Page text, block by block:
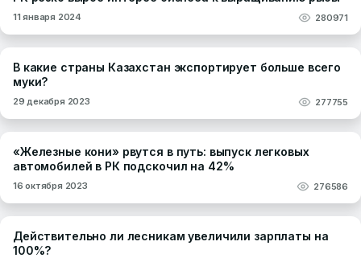
11 января 2024 280971
В какие страны Казахстан экспортирует больше всего
муки?
29 декабря 2023 277755
«Железные кони» рвутся в путь: выпуск легковых
автомобилей в РК подскочил на 42%
16 октября 2023 276586
Действительно ли лесникам увеличили зарплаты на
100%?